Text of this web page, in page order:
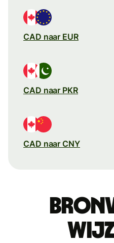
CAD naar EUR
CAD naar PKR
CAD naar CNY